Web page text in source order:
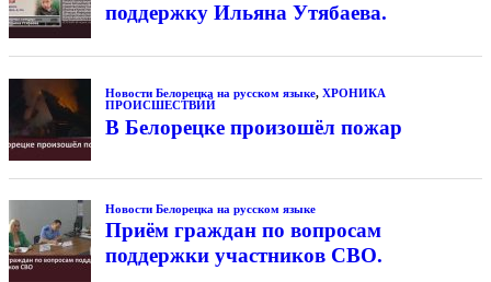
поддержку Ильяна Утябаева.
Новости Белорецка на русском языке, ХРОНИКА
ПРОИСШЕСТВИЙ
В Белорецке произошёл пожар
Новости Белорецка на русском языке
Приём граждан по вопросам
поддержки участников СВО.